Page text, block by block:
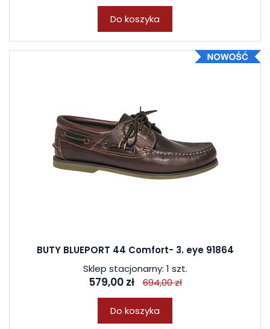
Do koszyka
BUTY BLUEPORT 44 Comfort- 3. eye 91864
Sklep stacjonarny: 1 szt.
579,00 zł 694,00 zł
Do koszyka